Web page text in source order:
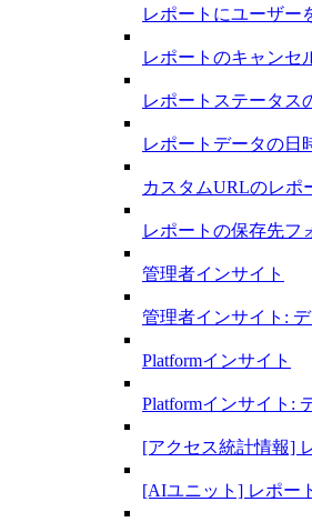
レポートにユーザー
レポートのキャンセ
レポートステータス
レポートデータの日
カスタムURLのレポ
レポートの保存先フ
管理者インサイト
管理者インサイト:
Platformインサイト
Platformインサイト:
[アクセス統計情報]
[AIユニット] レポー